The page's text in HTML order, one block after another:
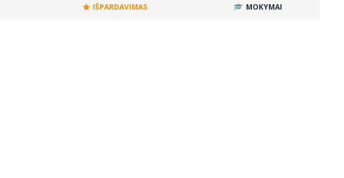
IŠPARDAVIMAS MOKYMAI